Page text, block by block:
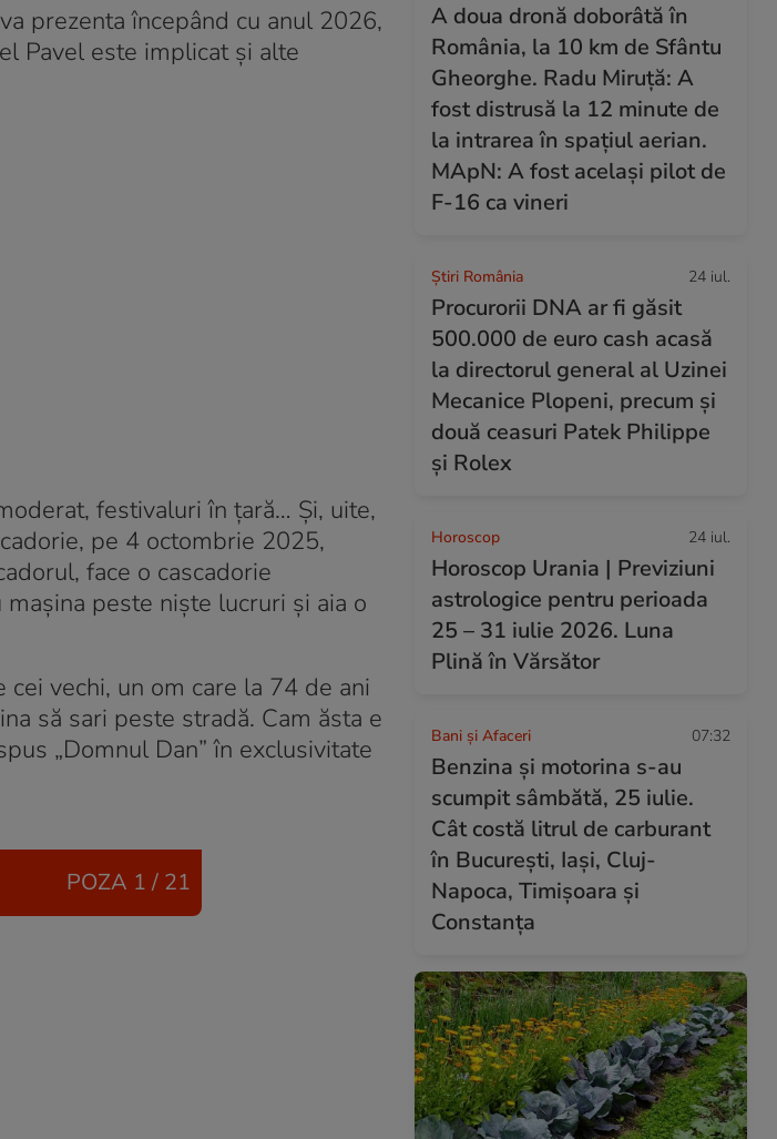
prezenta începând cu anul 2026,
Pavel este implicat și alte
festivaluri în țară… Și, uite,
pe 4 octombrie 2025,
face o cascadorie
peste niște lucruri și aia o
vechi, un om care la 74 de ani
să sari peste stradă. Cam ăsta e
„Domnul Dan” în exclusivitate
POZA 1 / 21
A doua dronă doborâtă în
România, la 10 km de Sfântu
Gheorghe. Radu Miruță: A
fost distrusă la 12 minute de
la intrarea în spațiul aerian.
MApN: A fost același pilot de
F-16 ca vineri
Știri România 24 iul.
Procurorii DNA ar fi găsit
500.000 de euro cash acasă
la directorul general al Uzinei
Mecanice Plopeni, precum și
două ceasuri Patek Philippe
și Rolex
Horoscop 24 iul.
Horoscop Urania | Previziuni
astrologice pentru perioada
25 – 31 iulie 2026. Luna
Plină în Vărsător
Bani și Afaceri 07:32
Benzina și motorina s-au
scumpit sâmbătă, 25 iulie.
Cât costă litrul de carburant
în București, Iași, Cluj-
Napoca, Timișoara și
Constanța